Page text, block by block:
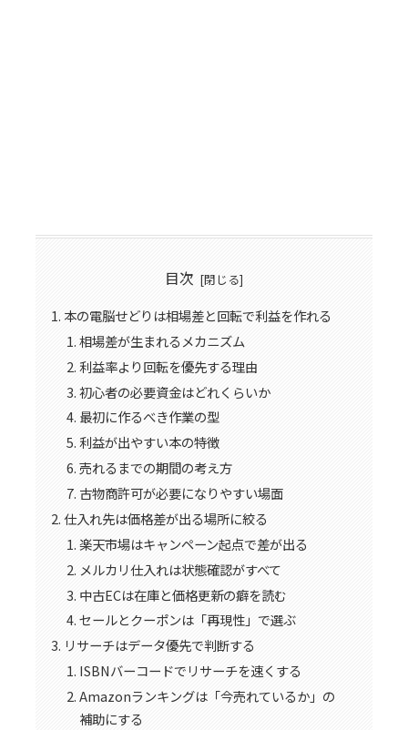
目次
本の電脳せどりは相場差と回転で利益を作れる
相場差が生まれるメカニズム
利益率より回転を優先する理由
初心者の必要資金はどれくらいか
最初に作るべき作業の型
利益が出やすい本の特徴
売れるまでの期間の考え方
古物商許可が必要になりやすい場面
仕入れ先は価格差が出る場所に絞る
楽天市場はキャンペーン起点で差が出る
メルカリ仕入れは状態確認がすべて
中古ECは在庫と価格更新の癖を読む
セールとクーポンは「再現性」で選ぶ
リサーチはデータ優先で判断する
ISBNバーコードでリサーチを速くする
Amazonランキングは「今売れているか」の
補助にする